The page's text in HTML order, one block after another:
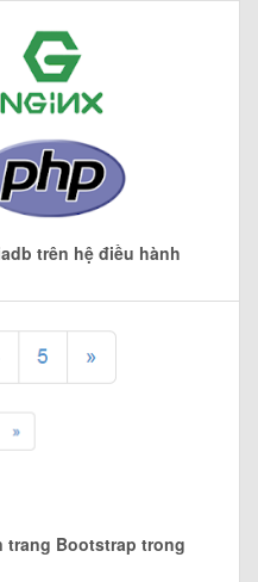
trên hệ điều hành
trang Bootstrap trong